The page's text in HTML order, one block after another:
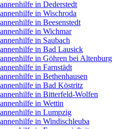
in Dederstedt
in Wischroda
in Beesenstedt
in Wichmar
in Saubach
in Bad Lausick
in Göhren bei Altenburg
in Farnstädt
in Bethenhausen
in Bad Köstritz
in Bitterfeld-Wolfen
in Wettin
in Lumpzig
in Windischleuba